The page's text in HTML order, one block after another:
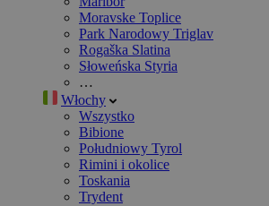
Moravske Toplice
Park Narodowy Triglav
Rogaška Slatina
Słoweńska Styria
…
Włochy
Wszystko
Bibione
Południowy Tyrol
Rimini i okolice
Toskania
Trydent